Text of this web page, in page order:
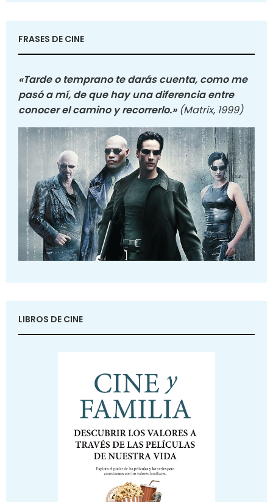
FRASES DE CINE
«Tarde o temprano te darás cuenta, como me
pasó a mí, de que hay una diferencia entre
conocer el camino y recorrerlo.» (Matrix, 1999)
LIBROS DE CINE